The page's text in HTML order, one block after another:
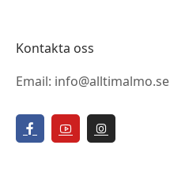
Kontakta oss
Email: info@alltimalmo.se